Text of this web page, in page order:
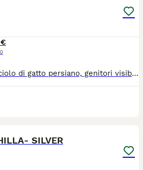
Cedesi splendido cucciolo di gatto persiano, genitori visibili esenti da FIV e FELV ; mamma chincillà silver , il papà persiano Himalayano tabby. Il cucciolo è nato il 20 Aprile 2026 , carattere dolce e affettuoso, cresciuti in ambiente domestico con cura e mangimi di alta qualità. Il cucciolo verrà ceduto con il vaccino trivalente, visita veterinaria, libretto sanitario, sverminato , abituato alla lettiera e al tira graffi . Per maggiori informazioni contattatemi.
SILVER